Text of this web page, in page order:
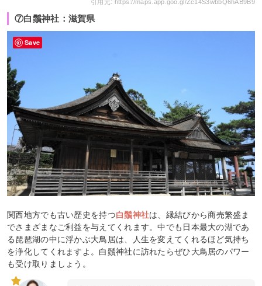
引用元: https://maps.app.goo.gl/Zc14S3wbbQ6hAB9B9
⑦白鬚神社：滋賀県
関西地方でも古い歴史を持つ白鬚神社は、縁結びから商売繁盛ま
でさまざまなご利益を与えてくれます。中でも日本最大の湖であ
る琵琶湖の中に浮かぶ大鳥居は、人生を変えてくれるほど気持ち
を浄化してくれますよ。白鬚神社に訪れたらぜひ大鳥居のパワー
も受け取りましょう。
Save